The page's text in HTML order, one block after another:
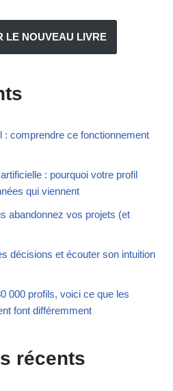
LE NOUVEAU LIVRE
: comprendre ce fonctionnement
: pourquoi votre profil
qui viennent
abandonnez vos projets (et
décisions et écouter son intuition
000 profils, voici ce que les
font différemment
récents